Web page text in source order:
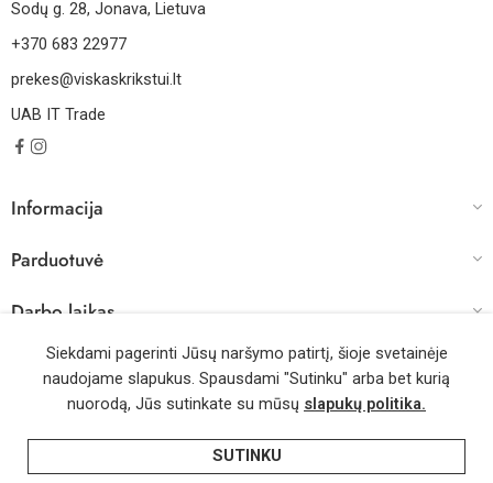
Sodų g. 28, Jonava, Lietuva
+370 683 22977
prekes@viskaskrikstui.lt
UAB IT Trade
Informacija
Parduotuvė
Darbo laikas
© 2026 – Visos teisės saugomos | Sprendimas: WebMode.lt
Siekdami pagerinti Jūsų naršymo patirtį, šioje svetainėje
naudojame slapukus. Spausdami "Sutinku" arba bet kurią
nuorodą, Jūs sutinkate su mūsų slapukų politika.
SUTINKU